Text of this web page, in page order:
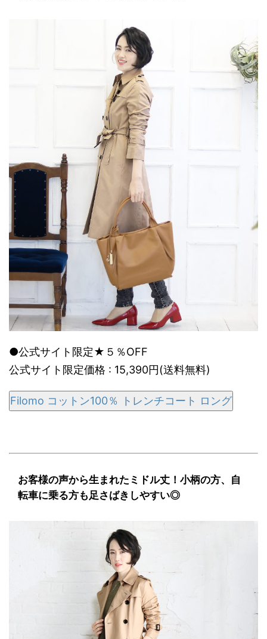
●公式サイト限定★５％OFF
公式サイト限定価格 : 15,390円(送料無料)
Filomo コットン100％ トレンチコート ロング
お客様の声から生まれたミドル丈！小柄の方、自
転車に乗る方も足さばきしやすい◎